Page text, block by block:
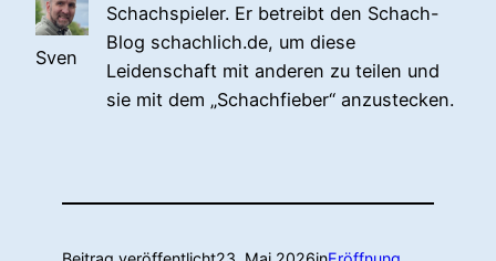
Sven
Schachspieler. Er betreibt den Schach-
Blog schachlich.de, um diese
Leidenschaft mit anderen zu teilen und
sie mit dem „Schachfieber“ anzustecken.